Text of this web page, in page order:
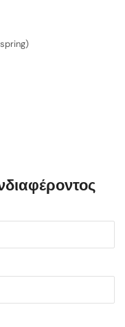
spring)